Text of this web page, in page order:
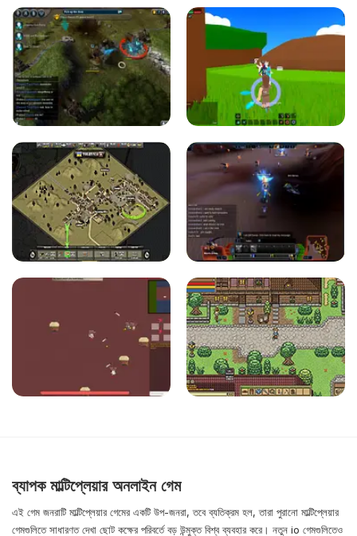
ব্যাপক মাল্টিপ্লেয়ার অনলাইন গেম
এই গেম জনরাটি মাল্টিপ্লেয়ার গেমের একটি উপ-জনরা, তবে ব্যতিক্রম হল, তারা পুরানো মাল্টিপ্লেয়ার
গেমগুলিতে সাধারণত দেখা ছোট কক্ষের পরিবর্তে বড় উন্মুক্ত বিশ্ব ব্যবহার করে। নতুন io গেমগুলিতেও